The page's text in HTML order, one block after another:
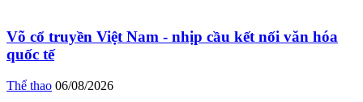
Võ cổ truyền Việt Nam - nhịp cầu kết nối văn hóa
quốc tế
Thể thao 06/08/2026